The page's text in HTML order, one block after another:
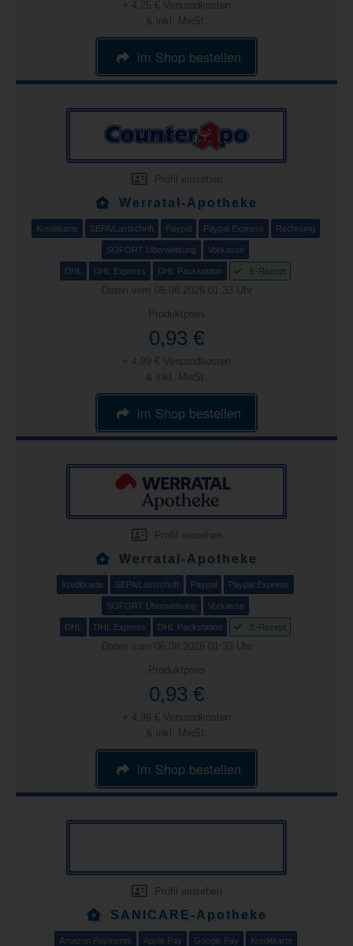
+ 4,25 € Versandkosten
& inkl. MwSt.
im Shop bestellen
Profil einsehen
Werratal-Apotheke
Kreditkarte SEPA/Lastschrift Paypal Paypal Express Rechnung
SOFORT Überweisung Vorkasse
DHL DHL Express DHL Packstation E-Rezept
Daten vom 06.08.2026 01:33 Uhr
Produktpreis
0,93 €
+ 4,99 € Versandkosten
& inkl. MwSt.
im Shop bestellen
Profil einsehen
Werratal-Apotheke
Kreditkarte SEPA/Lastschrift Paypal Paypal Express
SOFORT Überweisung Vorkasse
DHL DHL Express DHL Packstation E-Rezept
Daten vom 06.08.2026 01:33 Uhr
Produktpreis
0,93 €
+ 4,99 € Versandkosten
& inkl. MwSt.
im Shop bestellen
Profil einsehen
SANICARE-Apotheke
Amazon Payments Apple Pay Google Pay Kreditkarte